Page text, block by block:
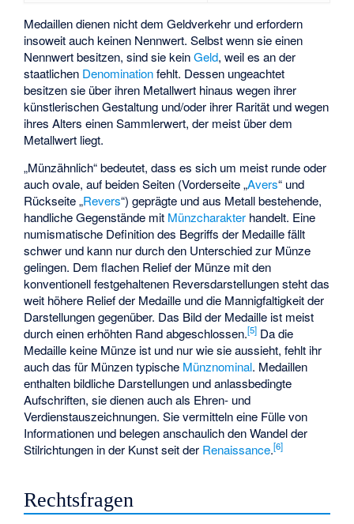
Medaillen dienen nicht dem Geldverkehr und erfordern
insoweit auch keinen Nennwert. Selbst wenn sie einen
Nennwert besitzen, sind sie keinGeld, weil es an der
staatlichen Denominationfehlt. Dessen ungeachtet
besitzen sie über ihren Metallwert hinaus wegen ihrer
künstlerischen Gestaltung und/oder ihrer Rarität und wegen
ihres Alters einen Sammlerwert, der meist über dem
Metallwert liegt.
„Münzähnlich“ bedeutet, dass es sich um meist runde oder
auch ovale, auf beiden Seiten (Vorderseite „Avers“ und
Rückseite „Revers“) geprägte und aus Metall bestehende,
handliche Gegenstände mit Münzcharakter handelt. Eine
numismatische Definition des Begriffs der Medaille fällt
schwer und kann nur durch den Unterschied zur Münze
gelingen. Dem flachen Relief der Münze mit den
konventionell festgehaltenen Reversdarstellungen steht das
weit höhere Relief der Medaille und die Mannigfaltigkeit der
Darstellungen gegenüber. Das Bild der Medaille ist meist
durch einen erhöhten Rand abgeschlossen.[5] Da die
Medaille keine Münze ist und nur wie sie aussieht, fehlt ihr
auch das für Münzen typische Münznominal. Medaillen
enthalten bildliche Darstellungen und anlassbedingte
Aufschriften, sie dienen auch als Ehren- und
Verdienstauszeichnungen. Sie vermitteln eine Fülle von
Informationen und belegen anschaulich den Wandel der
Stilrichtungen in der Kunst seit der Renaissance.[6]
Rechtsfragen